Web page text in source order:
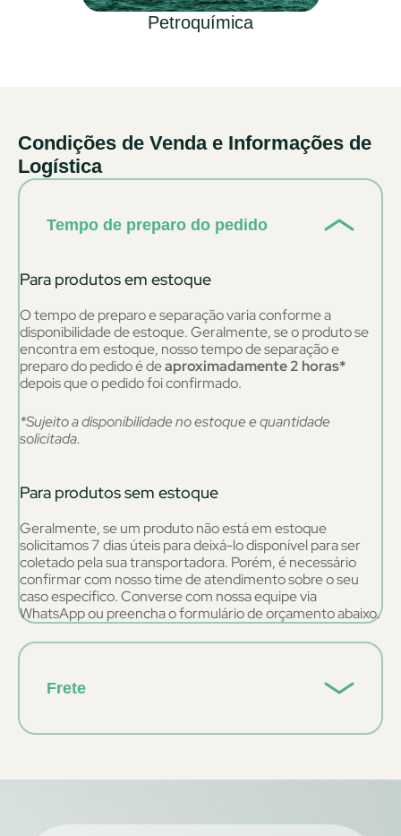
Petroquímica
Condições de Venda e Informações de
Logística
Tempo de preparo do pedido
Para produtos em estoque
O tempo de preparo e separação varia conforme a
disponibilidade de estoque. Geralmente, se o produto se
encontra em estoque, nosso tempo de separação e
preparo do pedido é deaproximadamente 2 horas*
depois que o pedido foi confirmado.
*Sujeito a disponibilidade no estoque e quantidade
solicitada.
Para produtos sem estoque
Geralmente, se um produto não está em estoque
solicitamos 7 dias úteis para deixá-lo disponível para ser
coletado pela sua transportadora. Porém, é necessário
confirmar com nosso time de atendimento sobre o seu
caso específico. Converse com nossa equipe via
WhatsApp ou preencha o formulário de orçamento abaixo.
Frete